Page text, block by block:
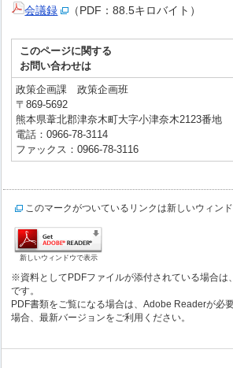
会議録
（PDF：88.5キロバイト）
このページに関する
お問い合わせは
政策企画課 政策企画班
〒869-5692
熊本県葦北郡津奈木町大字小津奈木2123番地
電話：0966-78-3114
ファックス：0966-78-3116
このマークがついているリンクは新しいウィン
新しいウィンドウで表示
※資料としてPDFファイルが添付されている場合は
です。
PDF書類をご覧になる場合は、Adobe Readerが必
場合、最新バージョンをご利用ください。